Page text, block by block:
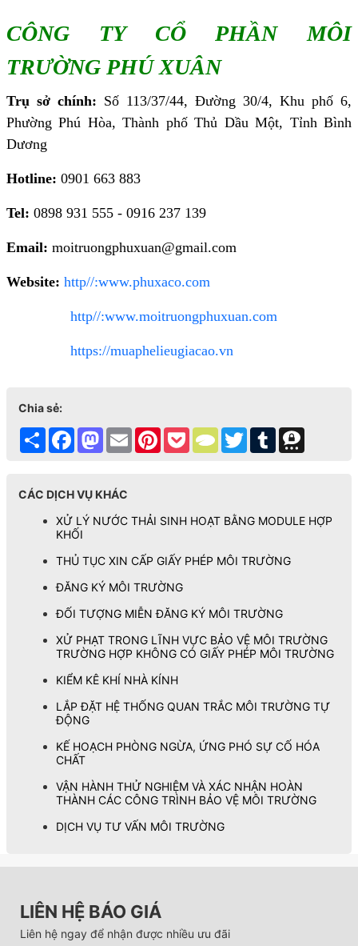
CÔNG TY CỔ PHẦN MÔI
TRƯỜNG PHÚ XUÂN
Trụ sở chính: Số 113/37/44, Đường 30/4, Khu phố 6,
Phường Phú Hòa, Thành phố Thủ Dầu Một, Tỉnh Bình
Dương
Hotline: 0901 663 883
Tel: 0898 931 555 - 0916 237 139
Email: moitruongphuxuan@gmail.com
Website: http//:www.phuxaco.com
http//:www.moitruongphuxuan.com
https://muaphelieugiacao.vn
Chia sẻ:
Share FacebookMastodon
Email PinterestPocketTypePadTwitterTumblr
CÁC DỊCH VỤ KHÁC
XỬ LÝ NƯỚC THẢI SINH HOẠT BẰNG MODULE HỢP
KHỐI
THỦ TỤC XIN CẤP GIẤY PHÉP MÔI TRƯỜNG
ĐĂNG KÝ MÔI TRƯỜNG
ĐỐI TƯỢNG MIỄN ĐĂNG KÝ MÔI TRƯỜNG
XỬ PHẠT TRONG LĨNH VỰC BẢO VỆ MÔI TRƯỜNG
TRƯỜNG HỢP KHÔNG CÓ GIẤY PHÉP MÔI TRƯỜNG
KIỂM KÊ KHÍ NHÀ KÍNH
LẮP ĐẶT HỆ THỐNG QUAN TRẮC MÔI TRƯỜNG TỰ
ĐỘNG
KẾ HOẠCH PHÒNG NGỪA, ỨNG PHÓ SỰ CỐ HÓA
CHẤT
VẬN HÀNH THỬ NGHIỆM VÀ XÁC NHẬN HOÀN
THÀNH CÁC CÔNG TRÌNH BẢO VỆ MÔI TRƯỜNG
DỊCH VỤ TƯ VẤN MÔI TRƯỜNG
LIÊN HỆ BÁO GIÁ
Liên hệ ngay để nhận được nhiều ưu đãi